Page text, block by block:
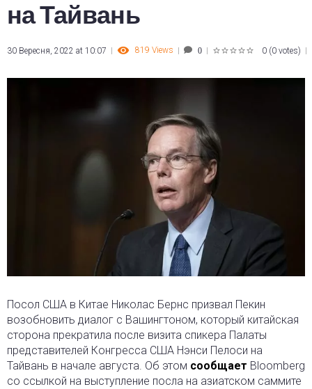
на Тайвань
30 Вересня, 2022 at 10:07 819 Views 0 0 (0 votes)
Посол США в Китае Николас Бернс призвал Пекин
возобновить диалог с Вашингтоном, который китайская
сторона прекратила после визита спикера Палаты
представителей Конгресса США Нэнси Пелоси на
Тайвань в начале августа. Об этом сообщает Bloomberg
со ссылкой на выступление посла на азиатском саммите